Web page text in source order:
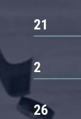
21
2
26